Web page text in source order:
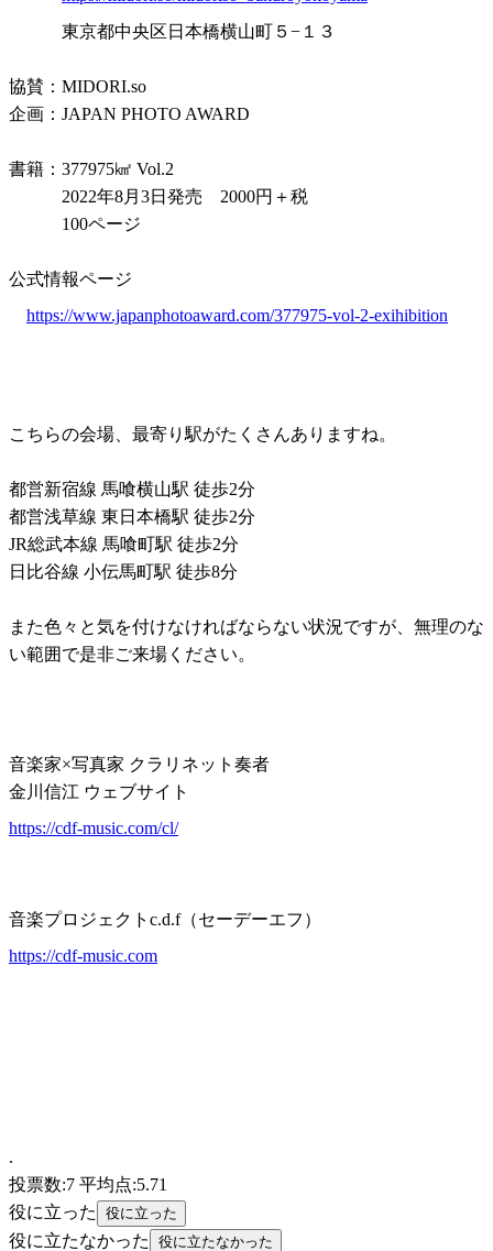
東京都中央区日本橋横山町５−１３
協賛：MIDORI.so
企画：JAPAN PHOTO AWARD
書籍：377975㎢ Vol.2
2022年8月3日発売 2000円＋税
100ページ
公式情報ページ
https://www.japanphotoaward.com/377975-vol-2-exihibition
こちらの会場、最寄り駅がたくさんありますね。
都営新宿線 馬喰横山駅 徒歩2分
都営浅草線 東日本橋駅 徒歩2分
JR総武本線 馬喰町駅 徒歩2分
日比谷線 小伝馬町駅 徒歩8分
また色々と気を付けなければならない状況ですが、無理のな
い範囲で是非ご来場ください。
音楽家×写真家 クラリネット奏者
金川信江 ウェブサイト
https://cdf-music.com/cl/
音楽プロジェクトc.d.f（セーデーエフ）
https://cdf-music.com
.
投票数:7 平均点:5.71
役に立った
役に立たなかった